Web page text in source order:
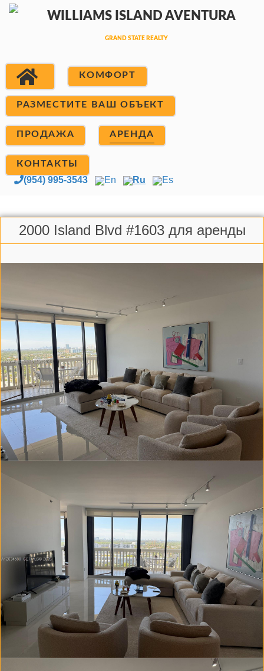
КОМФОРТ
РАЗМЕСТИТЕ ВАШ ОБЪЕКТ
ПРОДАЖА АРЕНДА
КОНТАКТЫ
(954) 995-3543 En Ru Es
2000 Island Blvd #1603 для аренды